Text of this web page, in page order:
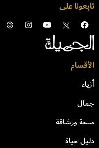
تابعونا على
الأقسام
أزياء
جمال
صحة ورشاقة
دليل حياة